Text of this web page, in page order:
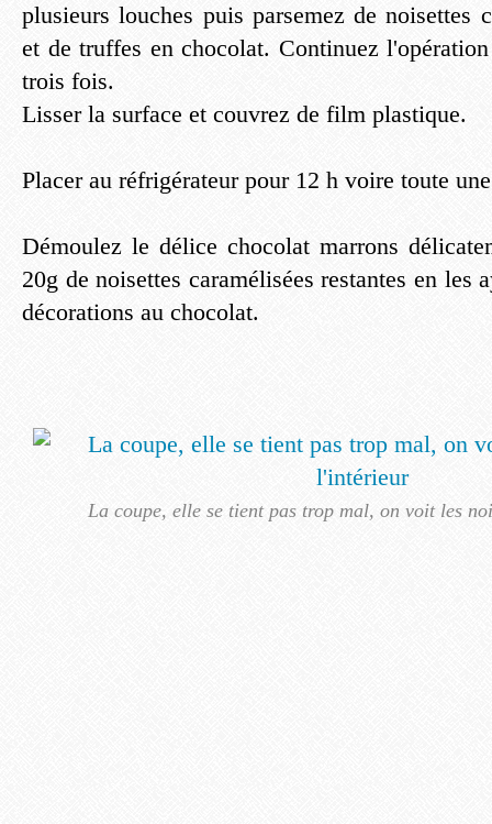
plusieurs louches puis parsemez de noisettes
et de truffes en chocolat. Continuez
trois fois.
Lisser la surface et couvrez de film plastique.
Placer au réfrigérateur pour 12 h voire toute
Démoulez le délice chocolat marrons
20g de noisettes caramélisées restantes en les
décorations au chocolat.
La coupe, elle se tient pas trop mal, on voit les